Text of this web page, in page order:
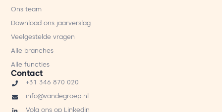
Ons team
Download ons jaarverslag
Veelgestelde vragen
Alle branches
Alle functies
Contact
+31 346 870 020
info@vandegroep.nl
Volg ons op Linkedin